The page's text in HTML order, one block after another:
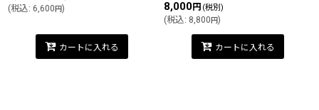
(税込: 6,600 円)
カートに入れる
8,000円 (税別)
(税込: 8,800 円)
カートに入れる